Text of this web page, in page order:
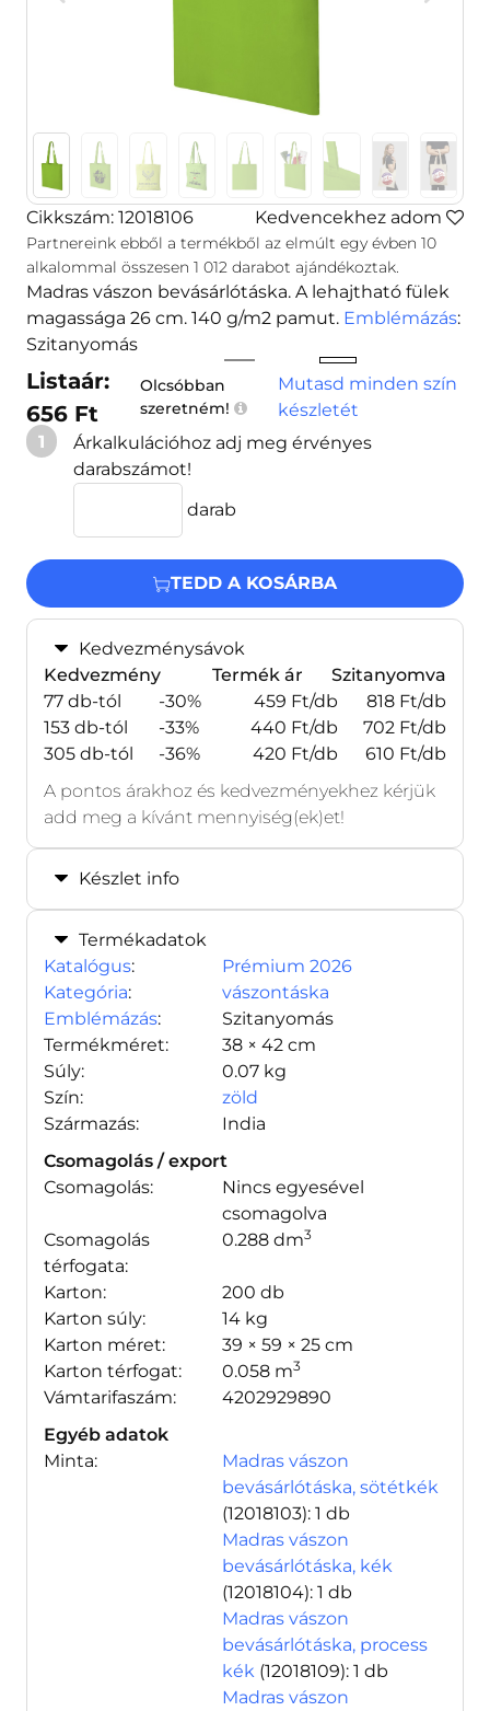
Cikkszám: 12018106 Kedvencekhez adom
Partnereink ebből a termékből az elmúlt egy évben 10
alkalommal összesen 1 012 darabot ajándékoztak.
Madras vászon bevásárlótáska. A lehajtható fülek
magassága 26 cm. 140 g/m2 pamut. Emblémázás:
Szitanyomás
Listaár:
656 Ft
Olcsóbban
szeretném!
Mutasd minden szín
készletét
1
Árkalkulációhoz adj meg érvényes
darabszámot!
darab
TEDD A KOSÁRBA
Kedvezménysávok
Kedvezmény
Termék ár
Szitanyomva
77 db-tól
-30% 459 Ft/db
818 Ft/db
153 db-tól
-33% 440 Ft/db
702 Ft/db
305 db-tól
-36% 420 Ft/db
610 Ft/db
A pontos árakhoz és kedvezményekhez kérjük
add meg a kívánt mennyiség(ek)et!
Készlet info
Termékadatok
Katalógus:
Prémium 2026
Kategória:
vászontáska
Emblémázás:
Szitanyomás
Termékméret:
38 × 42 cm
Súly:
0.07 kg
Szín:
zöld
Származás:
India
Csomagolás / export
Csomagolás:
Nincs egyesével
csomagolva
Csomagolás
térfogata:
0.288 dm3
Karton:
200 db
Karton súly:
14 kg
Karton méret:
39 × 59 × 25 cm
Karton térfogat:
0.058 m3
Vámtarifaszám:
4202929890
Egyéb adatok
Minta:
Madras vászon
bevásárlótáska, sötétkék
(12018103): 1 db
Madras vászon
bevásárlótáska, kék
(12018104): 1 db
Madras vászon
bevásárlótáska, process
kék (12018109): 1 db
Madras vászon